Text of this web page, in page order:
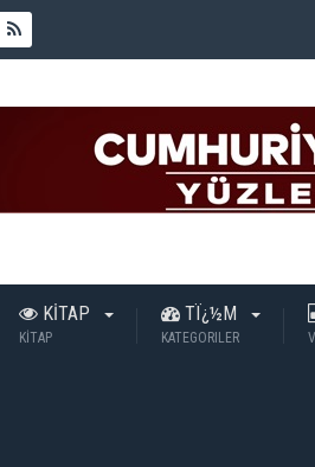
KİTAP
KİTAP
TÏ¿½M
KATEGORILER